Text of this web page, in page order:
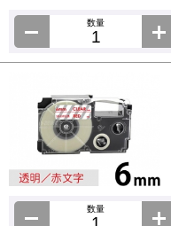
数量
数量